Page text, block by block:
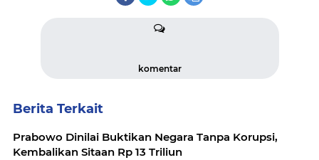
komentar
Berita Terkait
Prabowo Dinilai Buktikan Negara Tanpa Korupsi,
Kembalikan Sitaan Rp 13 Triliun